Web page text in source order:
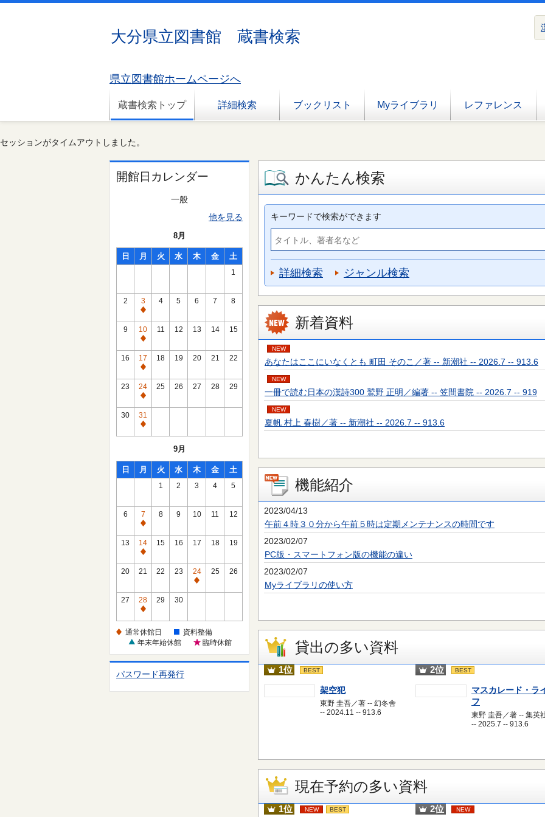
大分県立図書館 蔵書検索
県立図書館ホームページへ
蔵書検索トップ 詳細検索 ブックリスト Myライブラリ レファレンス
セッションがタイムアウトしました。
開館日カレンダー
一般
他を見る
8月
日 月 火 水 木 金 土
1
2
3
通
常
休
館
日
4 5 6 7 8
9
10
通
常
休
館
日
11 12 13 14 15
16
17
通
常
休
館
日
18 19 20 21 22
23
24
通
常
休
館
25 26 27 28 29
30
31
通
館
日
9月
日 月 火 水 木 金 土
1 2 3 4 5
6
7
通
常
休
館
8 9 10 11 12
13
14
通
常
館
日
15 16 17 18 19
20 21 22 23
24
通
館
日
25 26
27
28
通
休
日
29 30
通常休館日
資料整備
年末年始休館
臨時休館
パスワード再発行
かんたん検索
キーワードで検索ができます
詳細検索 ジャンル検索
新着資料
NEW
あなたはここにいなくとも 町田 そのこ／著 -- 新潮社 -- 2026.7 -- 913.6
NEW
一冊で読む日本の漢詩300 鷲野 正明／編著 -- 笠間書院 -- 2026.7 -- 919
NEW
夏帆 村上 春樹／著 -- 新潮社 -- 2026.7 -- 913.6
機能紹介
2023/04/13
午前４時３０分から午前５時は定期メンテナンスの時間です
2023/02/07
PC版・スマートフォン版の機能の違い
2023/02/07
Myライブラリの使い方
貸出の多い資料
1位 BEST
架空犯
東野 圭吾／著 -- 幻冬舎
-- 2024.11 -- 913.6
2位 BEST
マスカレード・ラ
フ
東野 圭吾／著 -- 集英
-- 2025.7 -- 913.6
現在予約の多い資料
1位 NEW BEST 2位 NEW